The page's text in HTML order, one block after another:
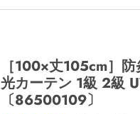
［100×丈105cm］
光カーテン 1級 2級
〔86500109〕